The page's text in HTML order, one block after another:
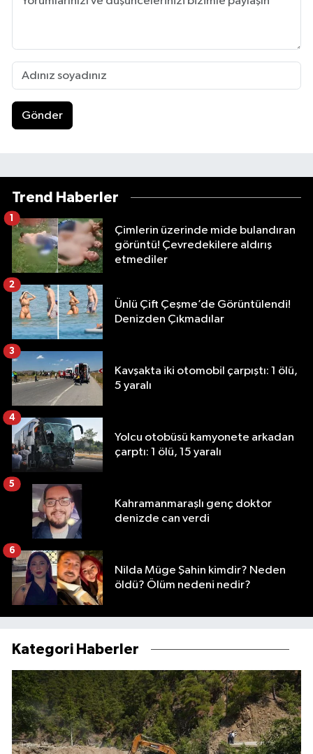
Gönder
Trend Haberler
Çimlerin üzerinde mide bulandıran
görüntü! Çevredekilere aldırış
etmediler
1
Ünlü Çift Çeşme’de Görüntülendi!
Denizden Çıkmadılar
2
Kavşakta iki otomobil çarpıştı: 1 ölü,
5 yaralı
3
Yolcu otobüsü kamyonete arkadan
çarptı: 1 ölü, 15 yaralı
4
Kahramanmaraşlı genç doktor
denizde can verdi
5
Nilda Müge Şahin kimdir? Neden
öldü? Ölüm nedeni nedir?
6
Kategori Haberler